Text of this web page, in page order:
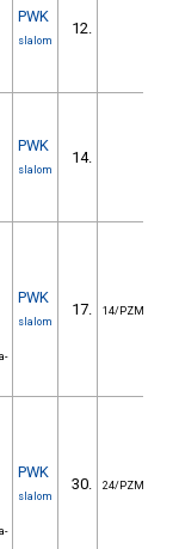
PWK
slalom
12.
PWK
slalom
14.
PWK
slalom
17. 14/PZM
PWK
slalom
30. 24/PZM